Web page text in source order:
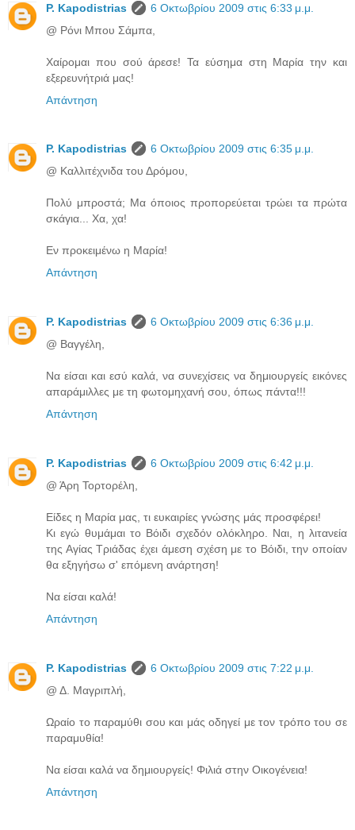
P. Kapodistrias
6 Οκτωβρίου 2009 στις 6:33 μ.μ.
@ Ρόνι Μπου Σάμπα,
Χαίρομαι που σού άρεσε! Τα εύσημα στη Μαρία την και
εξερευνήτριά μας!
Απάντηση
P. Kapodistrias
6 Οκτωβρίου 2009 στις 6:35 μ.μ.
@ Καλλιτέχνιδα του Δρόμου,
Πολύ μπροστά; Μα όποιος προπορεύεται τρώει τα πρώτα
σκάγια... Χα, χα!
Εν προκειμένω η Μαρία!
Απάντηση
P. Kapodistrias
6 Οκτωβρίου 2009 στις 6:36 μ.μ.
@ Βαγγέλη,
Να είσαι και εσύ καλά, να συνεχίσεις να δημιουργείς εικόνες
απαράμιλλες με τη φωτομηχανή σου, όπως πάντα!!!
Απάντηση
P. Kapodistrias
6 Οκτωβρίου 2009 στις 6:42 μ.μ.
@ Άρη Τορτορέλη,
Είδες η Μαρία μας, τι ευκαιρίες γνώσης μάς προσφέρει!
Κι εγώ θυμάμαι το Βόιδι σχεδόν ολόκληρο. Ναι, η λιτανεία
της Αγίας Τριάδας έχει άμεση σχέση με το Βόιδι, την οποίαν
θα εξηγήσω σ' επόμενη ανάρτηση!
Να είσαι καλά!
Απάντηση
P. Kapodistrias
6 Οκτωβρίου 2009 στις 7:22 μ.μ.
@ Δ. Μαγριπλή,
Ωραίο το παραμύθι σου και μάς οδηγεί με τον τρόπο του σε
παραμυθία!
Να είσαι καλά να δημιουργείς! Φιλιά στην Οικογένεια!
Απάντηση